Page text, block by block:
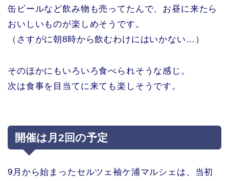
缶ビールなど飲み物も売ってたんで、お昼に来たら
おいしいものが楽しめそうです。
（さすがに朝8時から飲むわけにはいかない…）
そのほかにもいろいろ食べられそうな感じ。
次は食事を目当てに来ても楽しそうです。
開催は月2回の予定
9月から始まったセルツェ袖ケ浦マルシェは、当初